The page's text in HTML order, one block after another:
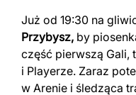
Już od 19:30 na
Przybysz, by
część pierwszą Gali,
i Playerze. Zaraz
w Arenie i śledząca